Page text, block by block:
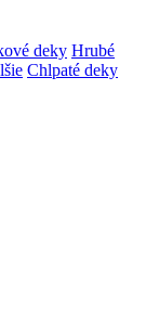
deky Hrubé
Chlpaté deky